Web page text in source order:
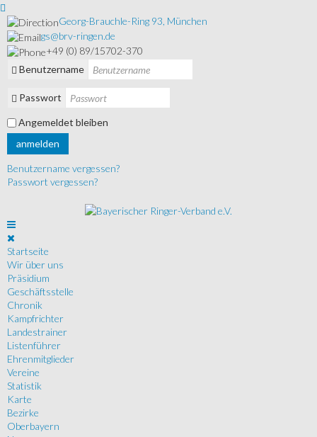
Georg-Brauchle-Ring 93, München
gs@brv-ringen.de
+49 (0) 89/15702-370
Benutzername
Passwort
Angemeldet bleiben
anmelden
Benutzername vergessen?
Passwort vergessen?
Startseite
Wir über uns
Präsidium
Geschäftsstelle
Chronik
Kampfrichter
Landestrainer
Listenführer
Ehrenmitglieder
Vereine
Statistik
Karte
Bezirke
Oberbayern